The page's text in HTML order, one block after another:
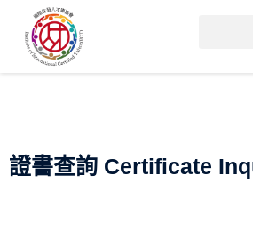
證書查詢 Certificate